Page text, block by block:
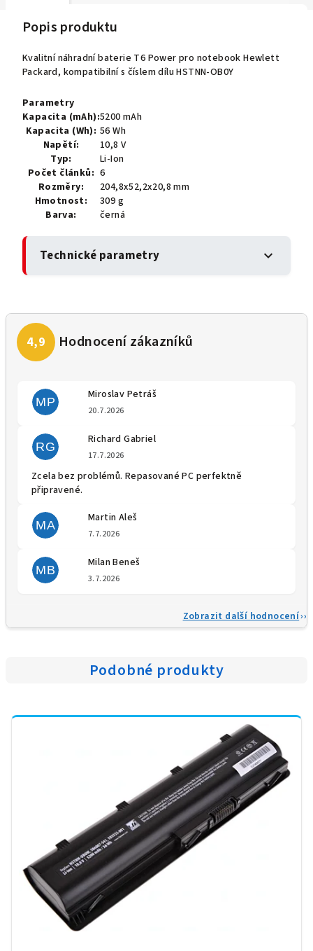
Popis produktu
Kvalitní náhradní baterie T6 Power pro notebook Hewlett
Packard, kompatibilní s číslem dílu HSTNN-OB0Y
Parametry
Kapacita (mAh):5200 mAh
Kapacita (Wh): 56 Wh
Napětí:
10,8 V
Typ:
Li-Ion
Počet článků: 6
Rozměry:
204,8x52,2x20,8 mm
Hmotnost:
309 g
Barva:
černá
Technické parametry expand_more
MP
Miroslav Petráš
20.7.2026
RG
Richard Gabriel
17.7.2026
Zcela bez problémů. Repasované PC perfektně
připravené.
MA
Martin Aleš
7.7.2026
MB
Milan Beneš
3.7.2026
Zobrazit další hodnocení
Podobné produkty